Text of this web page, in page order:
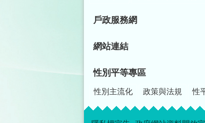
戶政服務網
網站連結
性別平等專區
性別主流化 政策與法規 性